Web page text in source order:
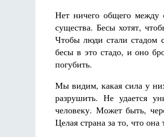
Нет ничего общего
существа. Бесы хотят,
Чтобы люди стали стадом
бесы в это стадо, и оно
погубить.
Мы видим, какая сила у
разрушить. Не удается
человеку. Может быть,
Целая страна за то, что она